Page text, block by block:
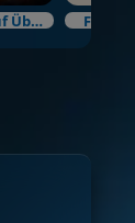
Lust auf Überraschung?